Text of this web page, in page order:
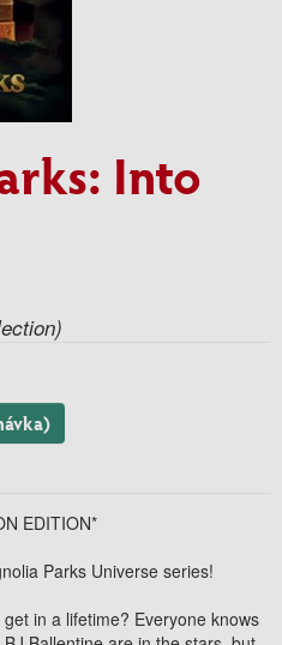
Into
EDITION*
Parks Universe series!
in a lifetime? Everyone knows